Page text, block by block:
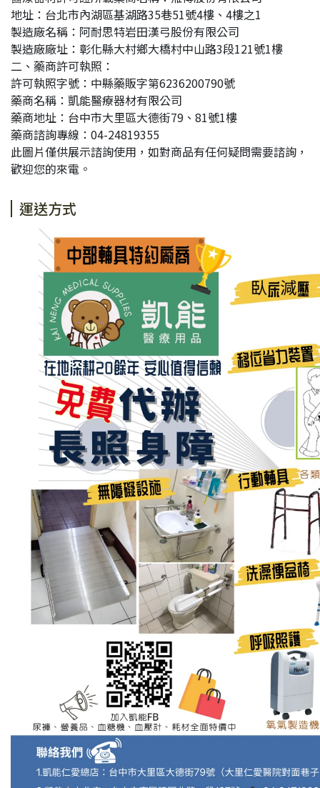
地址：台北市內湖區基湖路35巷51號4樓、4樓之1
製造廠名稱：阿耐思特岩田漢弓股份有限公司
製造廠廠址：彰化縣大村鄉大橋村中山路3段121號1樓
二、藥商許可執照：
許可執照字號：中縣藥販字第6236200790號
藥商名稱：凱能醫療器材有限公司
藥商地址：台中市大里區大德街79、81號1樓
藥商諮詢專線：04-24819355
此圖片僅供展示諮詢使用，如對商品有任何疑問需要諮詢，
歡迎您的來電。
運送方式